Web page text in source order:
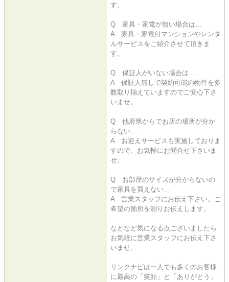
す。
Q 家具・家電が無い場合は…
A 家具・家電付マンションやレンタ
ルサービスをご紹介させて頂きま
す。
Q 保証人がいない場合は…
A 保証人無しで契約可能の物件を多
数取り揃えていますのでご安心下さ
いませ。
Q 他府県からでお店の場所が分か
らない…
A お迎えサービスも実施しておりま
すので、お気軽にお問合せ下さいま
せ。
Q お部屋のサイズが分からないの
で家具を買えない…
A 営業スタッフにお伝え下さい。ご
希望の箇所を測りお伝えします。
などなど気になる点ございましたら
お気軽に営業スタッフにお伝え下さ
いませ。
リンクナビは一人でも多くのお客様
に最高の「笑顔」と「ありがとう」